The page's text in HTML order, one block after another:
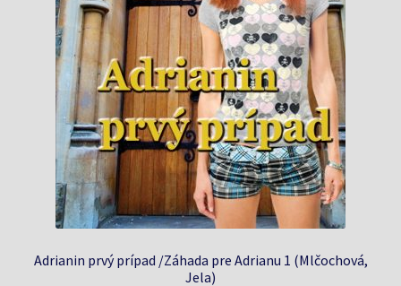
Adrianin prvý prípad /Záhada pre Adrianu 1 (Mlčochová,
Jela)